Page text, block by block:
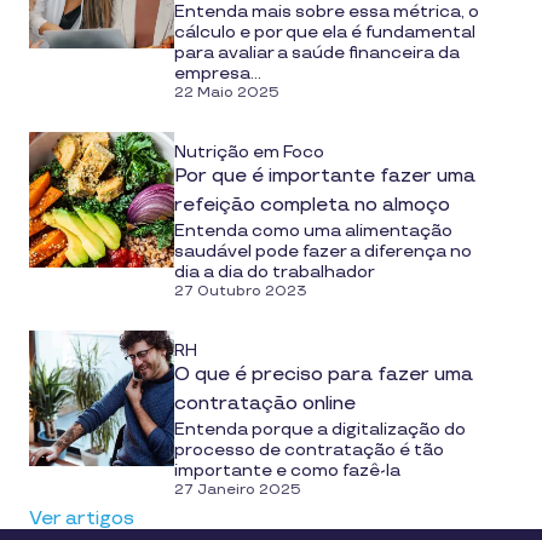
Entenda mais sobre essa métrica, o
cálculo e por que ela é fundamental
para avaliar a saúde financeira da
empresa...
22 Maio 2025
Nutrição em Foco
Por que é importante fazer uma
refeição completa no almoço
Entenda como uma alimentação
saudável pode fazer a diferença no
dia a dia do trabalhador
27 Outubro 2023
RH
O que é preciso para fazer uma
contratação online
Entenda porque a digitalização do
processo de contratação é tão
importante e como fazê-la
27 Janeiro 2025
Ver artigos